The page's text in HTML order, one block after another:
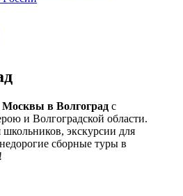
в Волгоград с
и Волгоградской области.
экскурсии для
сборные туры в